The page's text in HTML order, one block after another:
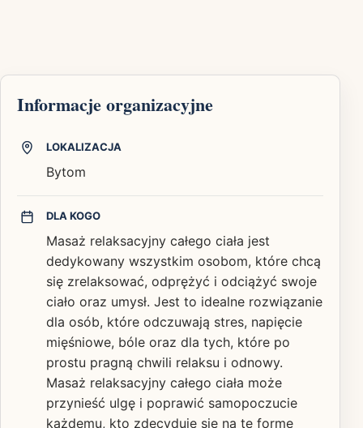
Informacje organizacyjne
LOKALIZACJA
Bytom
DLA KOGO
Masaż relaksacyjny całego ciała jest
dedykowany wszystkim osobom, które chcą
się zrelaksować, odprężyć i odciążyć swoje
ciało oraz umysł. Jest to idealne rozwiązanie
dla osób, które odczuwają stres, napięcie
mięśniowe, bóle oraz dla tych, które po
prostu pragną chwili relaksu i odnowy.
Masaż relaksacyjny całego ciała może
przynieść ulgę i poprawić samopoczucie
każdemu, kto zdecyduje się na tę formę